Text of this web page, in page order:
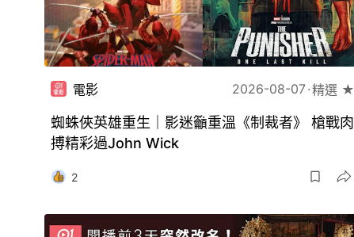
電影 2026-08-07 精選 ★
蜘蛛俠英雄重生｜影迷籲重溫《制裁者》 槍戰肉
搏精彩過John Wick
2